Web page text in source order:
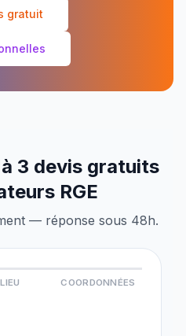
gratuit
3 devis gratuits
RGE
— réponse sous 48h.
LIEU COORDONNÉES